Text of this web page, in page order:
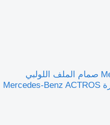
صمام بملف لولبي Mercedes-Benz صمام الملف اللولبي
A0049978536 لـ السيارات القاطرة Mercedes-Benz ACTROS